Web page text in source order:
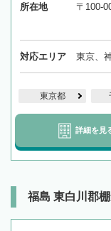
所在地 〒100-
対応エリア 東京、
東京都
詳細を見
福島 東白川郡